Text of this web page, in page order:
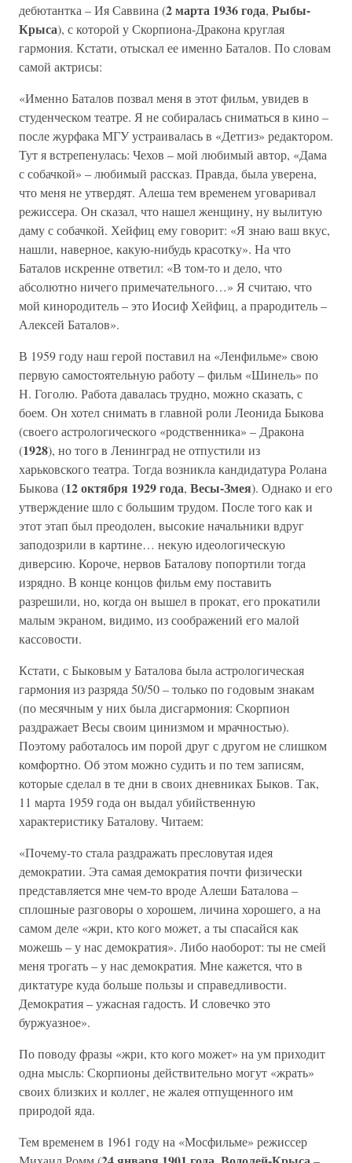
дебютантка – Ия Саввина (2 марта 1936 года, Рыбы-
Крыса), с которой у Скорпиона-Дракона круглая
гармония. Кстати, отыскал ее именно Баталов. По словам
самой актрисы:
«Именно Баталов позвал меня в этот фильм, увидев в
студенческом театре. Я не собиралась сниматься в кино –
после журфака МГУ устраивалась в «Детгиз» редактором.
Тут я встрепенулась: Чехов – мой любимый автор, «Дама
с собачкой» – любимый рассказ. Правда, была уверена,
что меня не утвердят. Алеша тем временем уговаривал
режиссера. Он сказал, что нашел женщину, ну вылитую
даму с собачкой. Хейфиц ему говорит: «Я знаю ваш вкус,
нашли, наверное, какую-нибудь красотку». На что
Баталов искренне ответил: «В том-то и дело, что
абсолютно ничего примечательного…» Я считаю, что
мой кинородитель – это Иосиф Хейфиц, а прародитель –
Алексей Баталов».
В 1959 году наш герой поставил на «Ленфильме» свою
первую самостоятельную работу – фильм «Шинель» по
Н. Гоголю. Работа давалась трудно, можно сказать, с
боем. Он хотел снимать в главной роли Леонида Быкова
(своего астрологического «родственника» – Дракона
(1928), но того в Ленинград не отпустили из
харьковского театра. Тогда возникла кандидатура Ролана
Быкова (12 октября 1929 года, Весы-Змея). Однако и его
утверждение шло с большим трудом. После того как и
этот этап был преодолен, высокие начальники вдруг
заподозрили в картине… некую идеологическую
диверсию. Короче, нервов Баталову попортили тогда
изрядно. В конце концов фильм ему поставить
разрешили, но, когда он вышел в прокат, его прокатили
малым экраном, видимо, из соображений его малой
кассовости.
Кстати, с Быковым у Баталова была астрологическая
гармония из разряда 50/50 – только по годовым знакам
(по месячным у них была дисгармония: Скорпион
раздражает Весы своим цинизмом и мрачностью).
Поэтому работалось им порой друг с другом не слишком
комфортно. Об этом можно судить и по тем записям,
которые сделал в те дни в своих дневниках Быков. Так,
11 марта 1959 года он выдал убийственную
характеристику Баталову. Читаем:
«Почему-то стала раздражать пресловутая идея
демократии. Эта самая демократия почти физически
представляется мне чем-то вроде Алеши Баталова –
сплошные разговоры о хорошем, личина хорошего, а на
самом деле «жри, кто кого может, а ты спасайся как
можешь – у нас демократия». Либо наоборот: ты не смей
меня трогать – у нас демократия. Мне кажется, что в
диктатуре куда больше пользы и справедливости.
Демократия – ужасная гадость. И словечко это
буржуазное».
По поводу фразы «жри, кто кого может» на ум приходит
одна мысль: Скорпионы действительно могут «жрать»
своих близких и коллег, не жалея отпущенного им
природой яда.
Тем временем в 1961 году на «Мосфильме» режиссер